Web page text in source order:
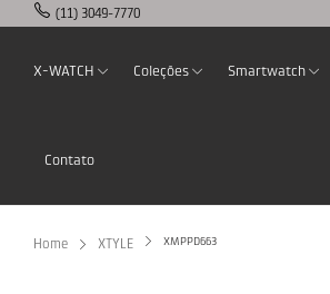
(11) 3049-7770
X-WATCH Coleções Smartwatch
Contato
Home XTYLE XMPPD663